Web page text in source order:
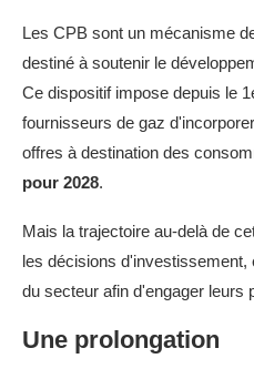
Les CPB sont un mécanisme
destiné à soutenir le
Ce dispositif impose depuis le
fournisseurs de gaz
offres à destination des
pour 2028.
Mais la trajectoire au-delà de
les décisions
du secteur afin d'engager leurs
Une prolongation